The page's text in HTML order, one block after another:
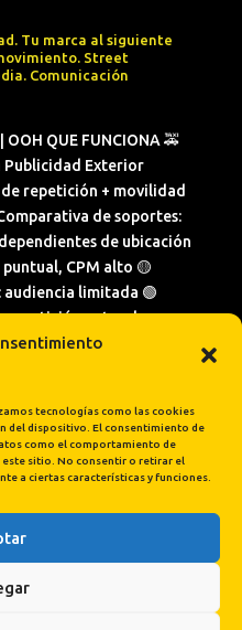
tecnologías como las cookies
del dispositivo. El consentimiento de
como el comportamiento de
sitio. No consentir o retirar el
a ciertas características y funciones.
Tu marca al siguiente
Street
Comunicación
en Instagram